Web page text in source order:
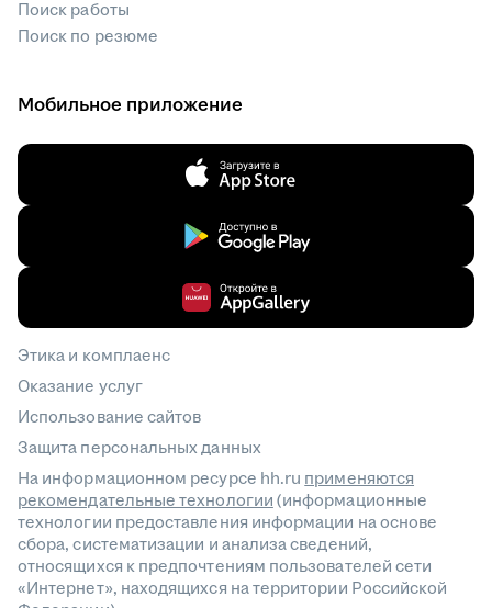
Поиск работы
Поиск по резюме
Мобильное приложение
Этика и комплаенс
Оказание услуг
Использование сайтов
Защита персональных данных
На информационном ресурсе hh.ru применяются
рекомендательные технологии(информационные
технологии предоставления информации на основе
сбора, систематизации и анализа сведений,
относящихся к предпочтениям пользователей сети
«Интернет», находящихся на территории Российской